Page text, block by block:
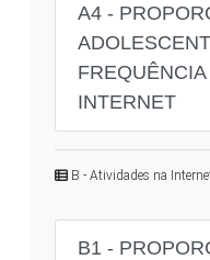
A4 -
INTERNET
B - Atividades na
B1 -